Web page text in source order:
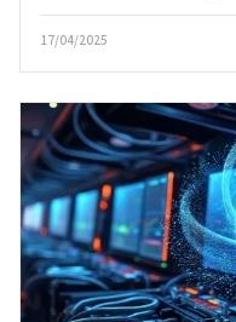
17/04/2025